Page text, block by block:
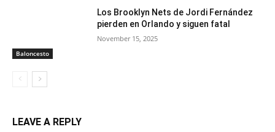
Baloncesto
Los Brooklyn Nets de Jordi Fernández
pierden en Orlando y siguen fatal
November 15, 2025
LEAVE A REPLY